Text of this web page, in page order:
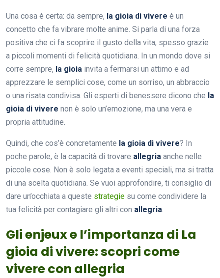
Una cosa è certa: da sempre, la gioia di vivere è un
concetto che fa vibrare molte anime. Si parla di una forza
positiva che ci fa scoprire il gusto della vita, spesso grazie
a piccoli momenti di felicità quotidiana. In un mondo dove si
corre sempre, la gioia invita a fermarsi un attimo e ad
apprezzare le semplici cose, come un sorriso, un abbraccio
o una risata condivisa. Gli esperti di benessere dicono che la
gioia di vivere non è solo un’emozione, ma una vera e
propria attitudine.
Quindi, che cos’è concretamente la gioia di vivere? In
poche parole, è la capacità di trovare allegria anche nelle
piccole cose. Non è solo legata a eventi speciali, ma si tratta
di una scelta quotidiana. Se vuoi approfondire, ti consiglio di
dare un’occhiata a queste strategie su come condividere la
tua felicità per contagiare gli altri con allegria.
Gli enjeux e l’importanza di La
gioia di vivere: scopri come
vivere con allegria